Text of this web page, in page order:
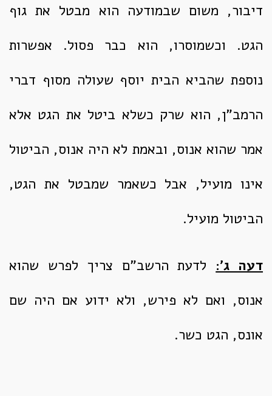
דיבור, משום שבמודעה הוא מבטל את גוף
הגט. וכשמוסרו, הוא כבר פסול. אפשרות
נוספת שהביא הבית יוסף שעולה מסוף דברי
הרמב"ן, הוא שרק כשלא ביטל את הגט אלא
אמר שהוא אנוס, ובאמת לא היה אנוס, הביטול
אינו מועיל, אבל כשאמר שמבטל את הגט,
הביטול מועיל.
דעה ג': לדעת הרשב"ם צריך לפרש שהוא
אנוס, ואם לא פירש, ולא ידוע אם היה שם
אונס, הגט כשר.